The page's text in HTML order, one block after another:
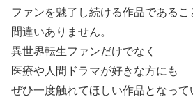
ファンを魅了し続ける作品であるこ
間違いありません。
異世界転生ファンだけでなく
医療や人間ドラマが好きな方にも
ぜひ一度触れてほしい作品となって